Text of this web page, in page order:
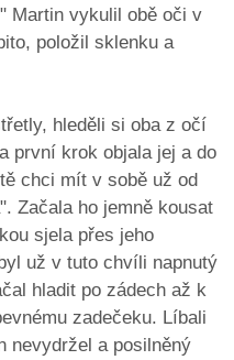
Martin vykulil obě oči v
položil sklenku a
hleděli si oba z očí
první krok objala jej a do
chci mít v sobě už od
Začala ho jemně kousat
sjela přes jeho
už v tuto chvíli napnutý
hladit po zádech až k
zadečeku. Líbali
nevydržel a posilněný